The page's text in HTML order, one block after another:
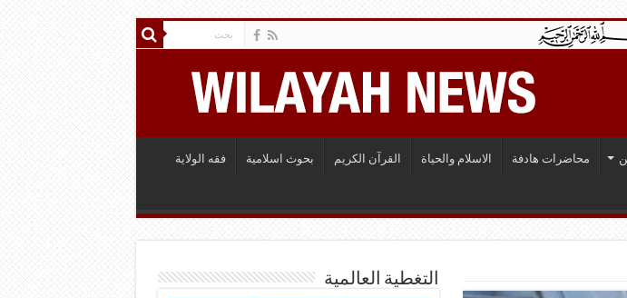
محاضرات هادفة الاسلام والحياة القرآن الكريم بحوث اسلامية فقه الولاية
التغطية العالمية